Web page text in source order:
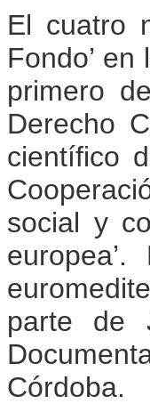
El cuatro
Fondo’
primero
Derecho
científico
social y
parte de
Córdoba.